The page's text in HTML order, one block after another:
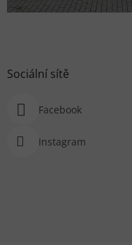
Sociální sítě
Facebook
Instagram